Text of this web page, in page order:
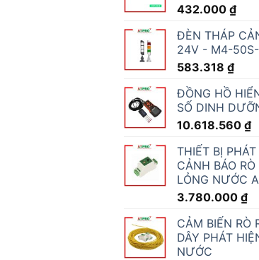
432.000 ₫
ĐÈN THÁP
24V - M4-
583.318 ₫
ĐỒNG HỒ
SỐ DINH
10.618.560 ₫
THIẾT BỊ PHÁT
CẢNH BÁO RÒ
LỎNG NƯỚC
3.780.000 ₫
CẢM BIẾN RÒ
DÂY PHÁT
NƯỚC